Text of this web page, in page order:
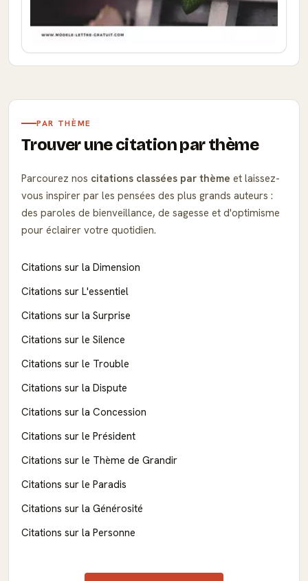
PAR THÈME
Trouver une citation par thème
Parcourez nos citations classées par thème et laissez-
vous inspirer par les pensées des plus grands auteurs :
des paroles de bienveillance, de sagesse et d'optimisme
pour éclairer votre quotidien.
Citations sur la Dimension
Citations sur L'essentiel
Citations sur la Surprise
Citations sur le Silence
Citations sur le Trouble
Citations sur la Dispute
Citations sur la Concession
Citations sur le Président
Citations sur le Thème de Grandir
Citations sur le Paradis
Citations sur la Générosité
Citations sur la Personne